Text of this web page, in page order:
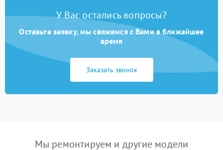
У Вас остались вопросы?
Оставьте заявку, мы свяжемся с Вами в ближайшее
время
Заказать звонок
Мы ремонтируем и другие модели